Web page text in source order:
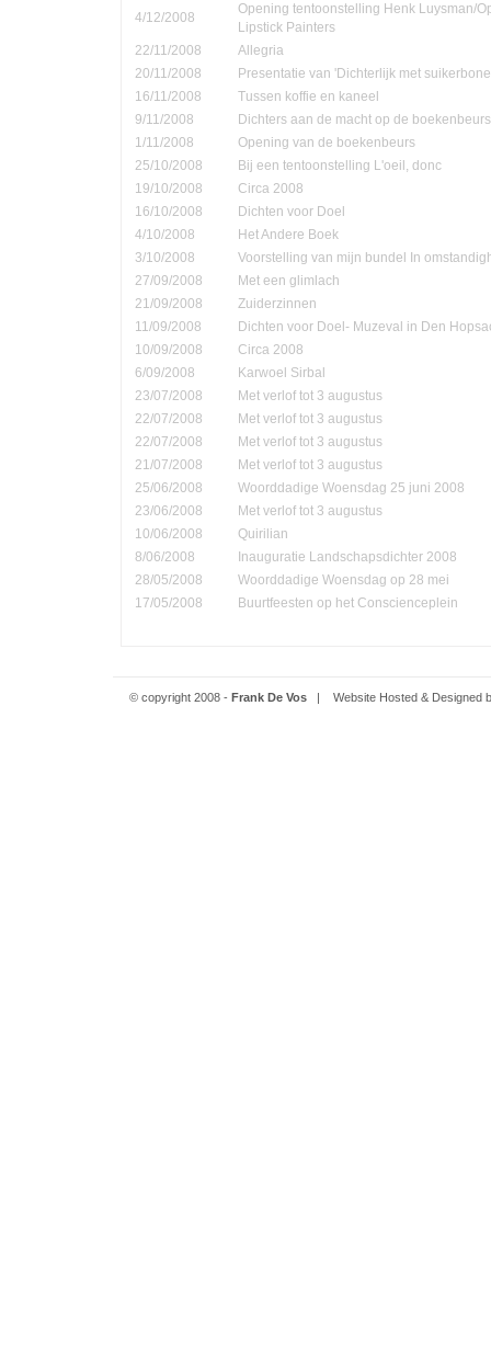
4/12/2008
Opening tentoonstelling Henk Luysman/
Lipstick Painters
22/11/2008
Allegria
20/11/2008
Presentatie van 'Dichterlijk met
16/11/2008
Tussen koffie en kaneel
9/11/2008
Dichters aan de macht op de boekenbeurs
1/11/2008
Opening van de boekenbeurs
25/10/2008
Bij een tentoonstelling L'oeil, donc
19/10/2008
Circa 2008
16/10/2008
Dichten voor Doel
4/10/2008
Het Andere Boek
3/10/2008
Voorstelling van mijn bundel In
27/09/2008
Met een glimlach
21/09/2008
Zuiderzinnen
11/09/2008
Dichten voor Doel- Muzeval in Den
10/09/2008
Circa 2008
6/09/2008
Karwoel Sirbal
23/07/2008
Met verlof tot 3 augustus
22/07/2008
Met verlof tot 3 augustus
22/07/2008
Met verlof tot 3 augustus
21/07/2008
Met verlof tot 3 augustus
25/06/2008
Woorddadige Woensdag 25 juni 2008
23/06/2008
Met verlof tot 3 augustus
10/06/2008
Quirilian
8/06/2008
Inauguratie Landschapsdichter 2008
28/05/2008
Woorddadige Woensdag op 28 mei
17/05/2008
Buurtfeesten op het Conscienceplein
© copyright 2008 - Frank De Vos| Website Hosted & Designed